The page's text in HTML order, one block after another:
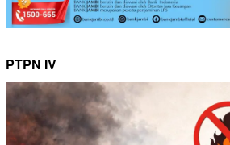
PTPN IV